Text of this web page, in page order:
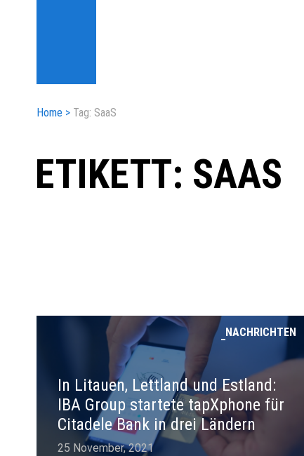
Home > Tag: SaaS
ETIKETT: SAAS
NACHRICHTEN
In Litauen, Lettland und Estland:
IBA Group startete tapXphone für
Citadele Bank in drei Ländern
25 November, 2021